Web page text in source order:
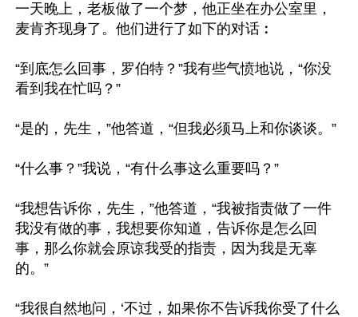
一天晚上，老板做了一个梦，他正坐在办公室里，
麦肯齐现身了。他们进行了如下的对话︰
“到底怎么回事，罗伯特？”我有些气愤地说，“你没
看到我在忙吗？”
“是的，先生，”他答道，“但我必须马上和你谈谈。”
“什么事？”我说，“有什么事这么重要吗？”
“我想告诉你，先生，”他答道，“我被指责做了一件
我没有做的事，我想要你知道，告诉你是怎么回
事，那么你就会原谅我受的指责，因为我是无辜
的。”
“我很自然地问，‘不过，如果你不告诉我你受了什么